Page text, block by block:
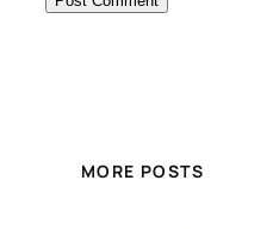
MORE POSTS